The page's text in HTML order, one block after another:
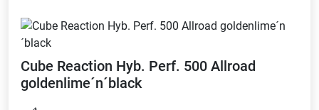
Cube Reaction Hyb. Perf. 500 Allroad
goldenlime´n´black